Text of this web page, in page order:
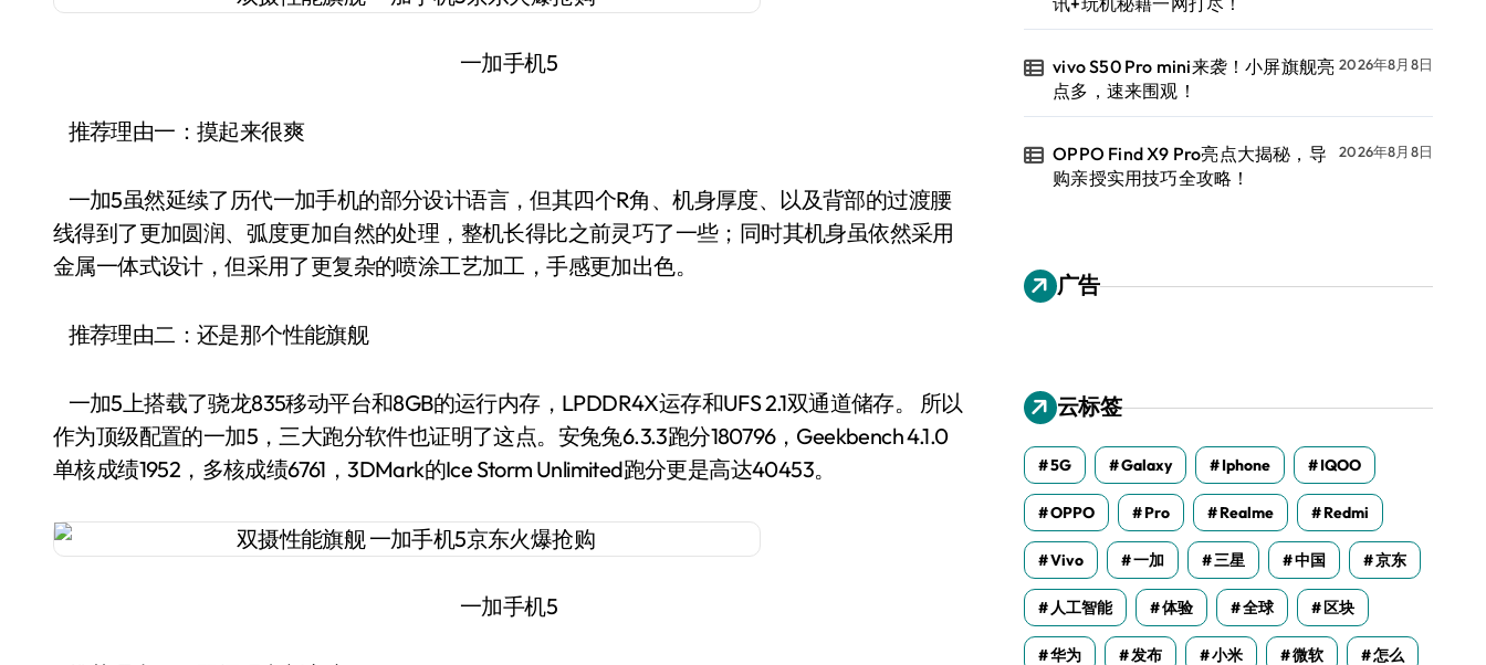
一加手机5
推荐理由一：摸起来很爽
一加5虽然延续了历代一加手机的部分设计语言，但其四个R角、机身厚度、以及背部的过渡腰
线得到了更加圆润、弧度更加自然的处理，整机长得比之前灵巧了一些；同时其机身虽依然采用
金属一体式设计，但采用了更复杂的喷涂工艺加工，手感更加出色。
推荐理由二：还是那个性能旗舰
一加5上搭载了骁龙835移动平台和8GB的运行内存，LPDDR4X运存和UFS 2.1双通道储存。 所以
作为顶级配置的一加5，三大跑分软件也证明了这点。安兔兔6.3.3跑分180796，Geekbench 4.1.0
单核成绩1952，多核成绩6761，3DMark的Ice Storm Unlimited跑分更是高达40453。
一加手机5
vivo S50 Pro mini来袭！小屏旗舰亮
点多，速来围观！
2026年8月8日
OPPO Find X9 Pro亮点大揭秘，导
购亲授实用技巧全攻略！
2026年8月8日
广告
云标签
5G Galaxy Iphone IQOO
OPPO Pro Realme Redmi
Vivo 一加 三星 中国 京东
人工智能 体验 全球 区块
华为 发布 小米 微软 怎么